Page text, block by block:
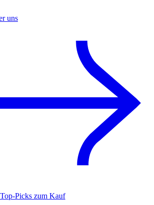
uns
Picks zum Kauf